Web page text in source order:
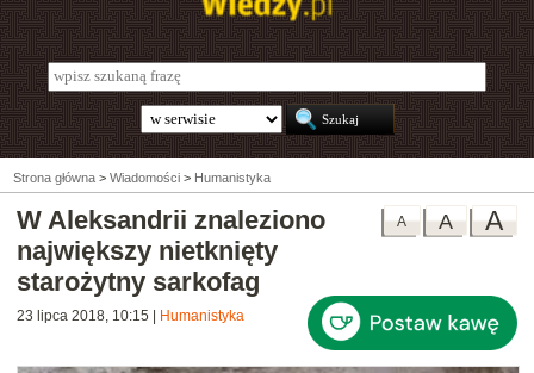
Strona główna > Wiadomości > Humanistyka
A
A
A
W Aleksandrii znaleziono
największy nietknięty
starożytny sarkofag
23 lipca 2018, 10:15 Humanistyka